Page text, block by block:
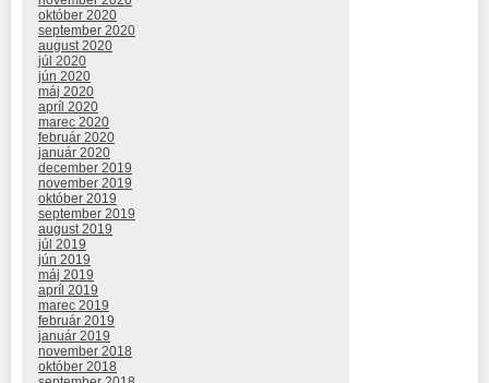
október 2020
september 2020
august 2020
júl 2020
jún 2020
máj 2020
apríl 2020
marec 2020
február 2020
január 2020
december 2019
november 2019
október 2019
september 2019
august 2019
júl 2019
jún 2019
máj 2019
apríl 2019
marec 2019
február 2019
január 2019
november 2018
október 2018